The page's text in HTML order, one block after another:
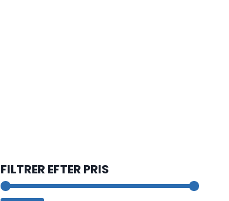
FILTRER EFTER PRIS